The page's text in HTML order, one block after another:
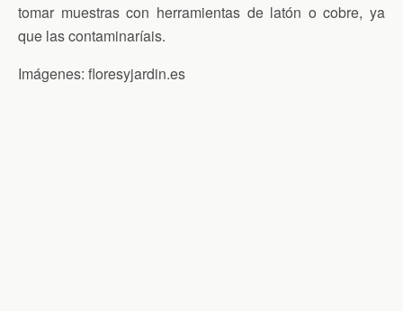
tomar muestras con herramientas de latón o cobre, ya
que las contaminaríais.
Imágenes: floresyjardin.es